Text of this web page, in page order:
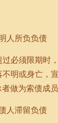
人所负负债
必须限期时
明或身亡，
做为索债成员
人滞留负债